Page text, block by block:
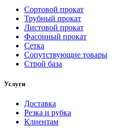
Сортовой прокат
Трубный прокат
Листовой прокат
Фасонный прокат
Сетка
Сопутствующие товары
Строй база
Услуги
Доставка
Резка и рубка
Клиентам